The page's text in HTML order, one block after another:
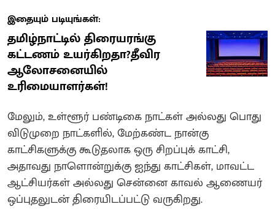
இதையும் படியுங்கள்:
தமிழ்நாட்டில் திரையரங்கு
கட்டணம் உயர்கிறதா?தீவிர
ஆலோசனையில்
உரிமையாளர்கள்!
மேலும், உள்ளூர் பண்டிகை நாட்கள் அல்லது பொது
விடுமுறை நாட்களில், மேற்கண்ட நான்கு
காட்சிகளுக்கு கூடுதலாக ஒரு சிறப்புக் காட்சி,
அதாவது நாளொன்றுக்கு ஐந்து காட்சிகள், மாவட்ட
ஆட்சியர்கள் அல்லது சென்னை காவல் ஆணையர்
ஒப்புதலுடன் திரையிடப்பட்டு வருகிறது.